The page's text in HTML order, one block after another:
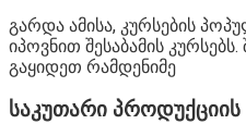
გარდა ამისა, კურსების
იპოვნით შესაბამის
გაყიდეთ რამდენიმე
საკუთარი პროდუქციის